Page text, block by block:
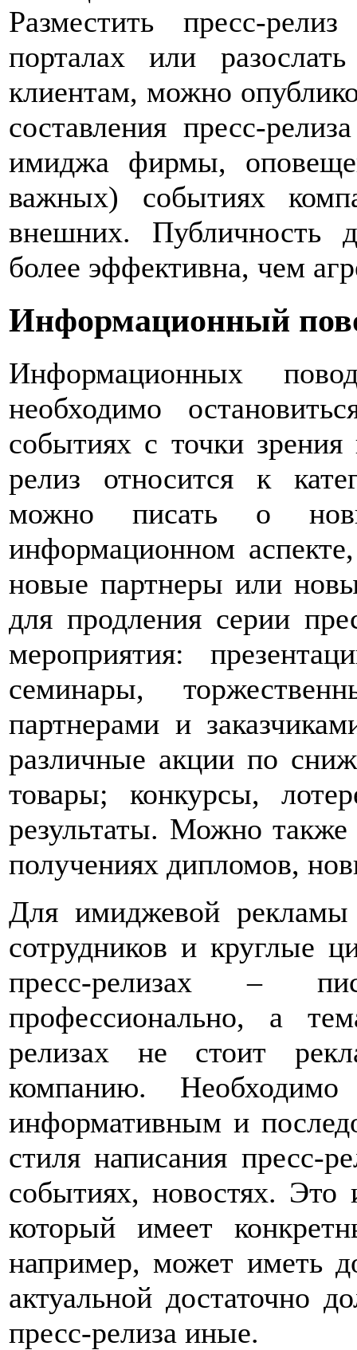
Разместить пресс-
порталах или
клиентам, можно
составления пресс-
имиджа фирмы,
важных) событиях
внешних. Публичность
более эффективна, чем
Информационный
Информационных
необходимо
событиях с точки
релиз относится к
можно писать о
информационном
новые партнеры или
для продления серии
мероприятия:
семинары,
партнерами и
различные акции по
товары; конкурсы,
результаты. Можно
получениях дипломов,
Для имиджевой
сотрудников и круглые
пресс-релизах –
профессионально, а
релизах не стоит
компанию. Необходимо
информативным и
стиля написания пресс-
событиях, новостях.
который имеет
например, может иметь
актуальной достаточно
пресс-релиза иные.